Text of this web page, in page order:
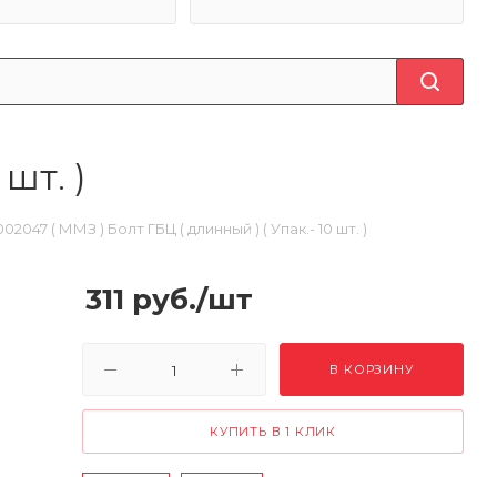
)
( ММЗ ) Болт ГБЦ ( длинный ) ( Упак.- 10 шт. )
311 руб./шт
В КОРЗИНУ
КУПИТЬ В 1 КЛИК